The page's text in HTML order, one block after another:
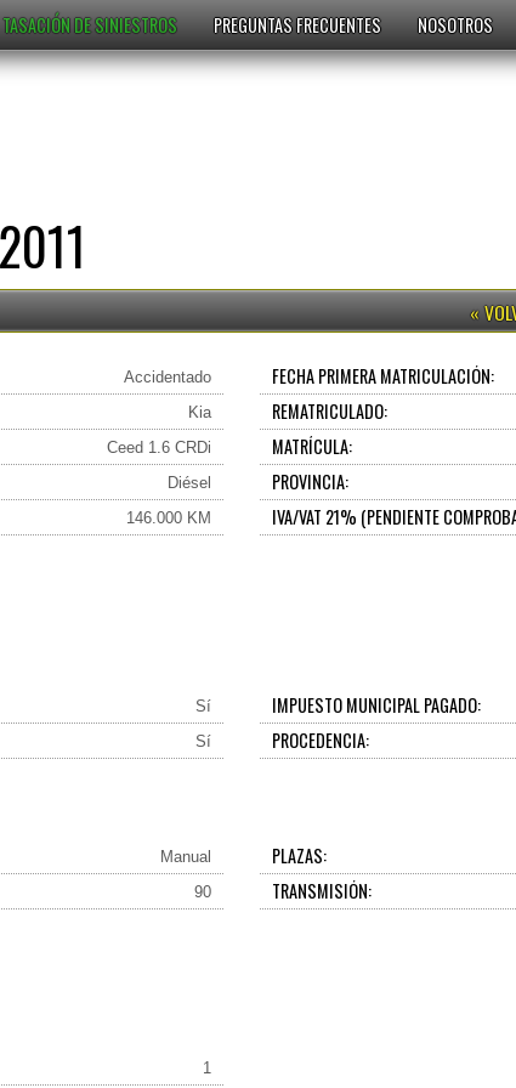
TASACIÓN DE SINIESTROS PREGUNTAS FRECUENTES NOSOTROS
Accidentado
Kia
Ceed 1.6 CRDi
Diésel
146.000 KM
FECHA PRIMERA MATRICULACIÓN:
REMATRICULADO:
MATRÍCULA:
PROVINCIA:
IVA/VAT 21% (PENDIENTE
Sí
Sí
IMPUESTO MUNICIPAL PAGADO:
PROCEDENCIA:
Manual
90
PLAZAS:
TRANSMISIÓN:
1